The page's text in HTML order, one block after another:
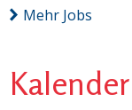
Mehr Jobs
Kalender